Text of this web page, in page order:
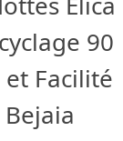
90
Facilité